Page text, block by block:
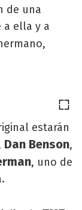
de una
a ella y a
estarán
Dan Benson,
, uno de